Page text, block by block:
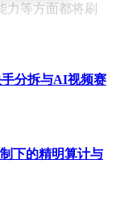
力等方面都将刷
分拆与AI视频赛
下的精明算计与